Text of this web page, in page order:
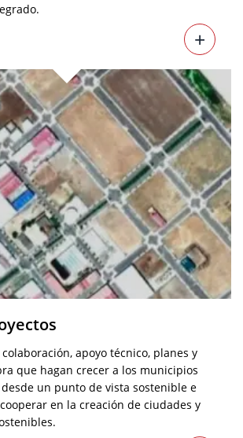
+
apoyo técnico, planes y
que hagan crecer a los municipios
un punto de vista sostenible e
en la creación de ciudades y